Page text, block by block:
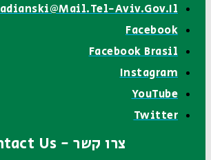
Ladianski@mail.tel-Aviv.gov.il
Facebook
Facebook Brasil
Instagram
YouTube
Twitter
צרו קשר - Contact Us